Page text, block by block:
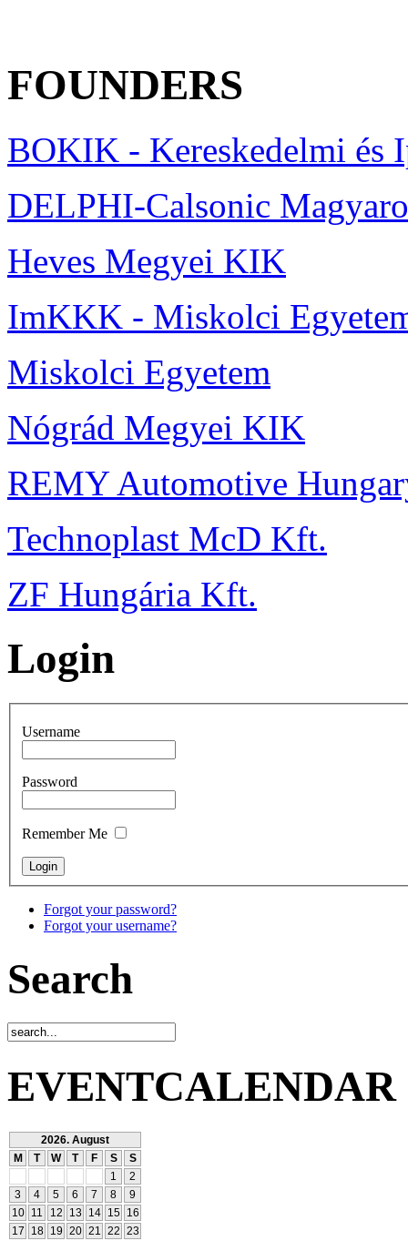
FOUNDERS
BOKIK - Kereskedelmi és
DELPHI-Calsonic
Heves Megyei KIK
ImKKK - Miskolci
Miskolci Egyetem
Nógrád Megyei KIK
REMY Automotive
Technoplast McD Kft.
ZF Hungária Kft.
Login
Username
Password
Remember Me
Forgot your password?
Forgot your username?
Search
EVENTCALENDAR
2026. August
M
T W T F S
S
1
2
3
4 5 6 7 8
9
10
11 12 13 14 15
16
17
18 19 20 21 22 23